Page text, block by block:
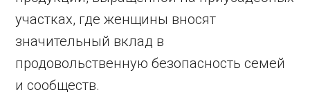
участках, где женщины вносят
значительный вклад в
продовольственную безопасность семей
и сообществ.